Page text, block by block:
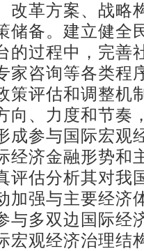
改革方案、战略
储备。建立健全
的过程中，完善
家咨询等各类程
策评估和调整机
向、力度和节奏
成参与国际宏观
经济金融形势和
评估分析其对我
加强与主要经济
与多双边国际经
宏观经济治理结